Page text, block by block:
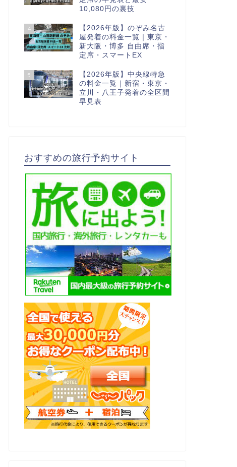
10,080円の裏技
4
【2026年版】のぞみ名古
屋発着の料金一覧｜東京・
新大阪・博多 自由席・指
定席・スマートEX
5
【2026年版】中央線特急
の料金一覧｜新宿・東京・
立川・八王子発着の全区間
早見表
おすすめの旅行予約サイト